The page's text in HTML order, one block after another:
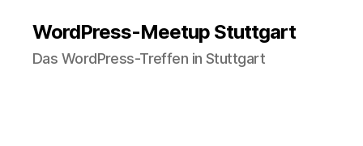
WordPress-Meetup Stuttgart
Das WordPress-Treffen in Stuttgart